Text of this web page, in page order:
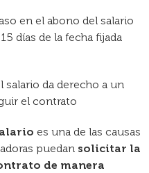
en el abono del salario
días de la fecha fijada
es una de las causas
puedan solicitar la
de manera